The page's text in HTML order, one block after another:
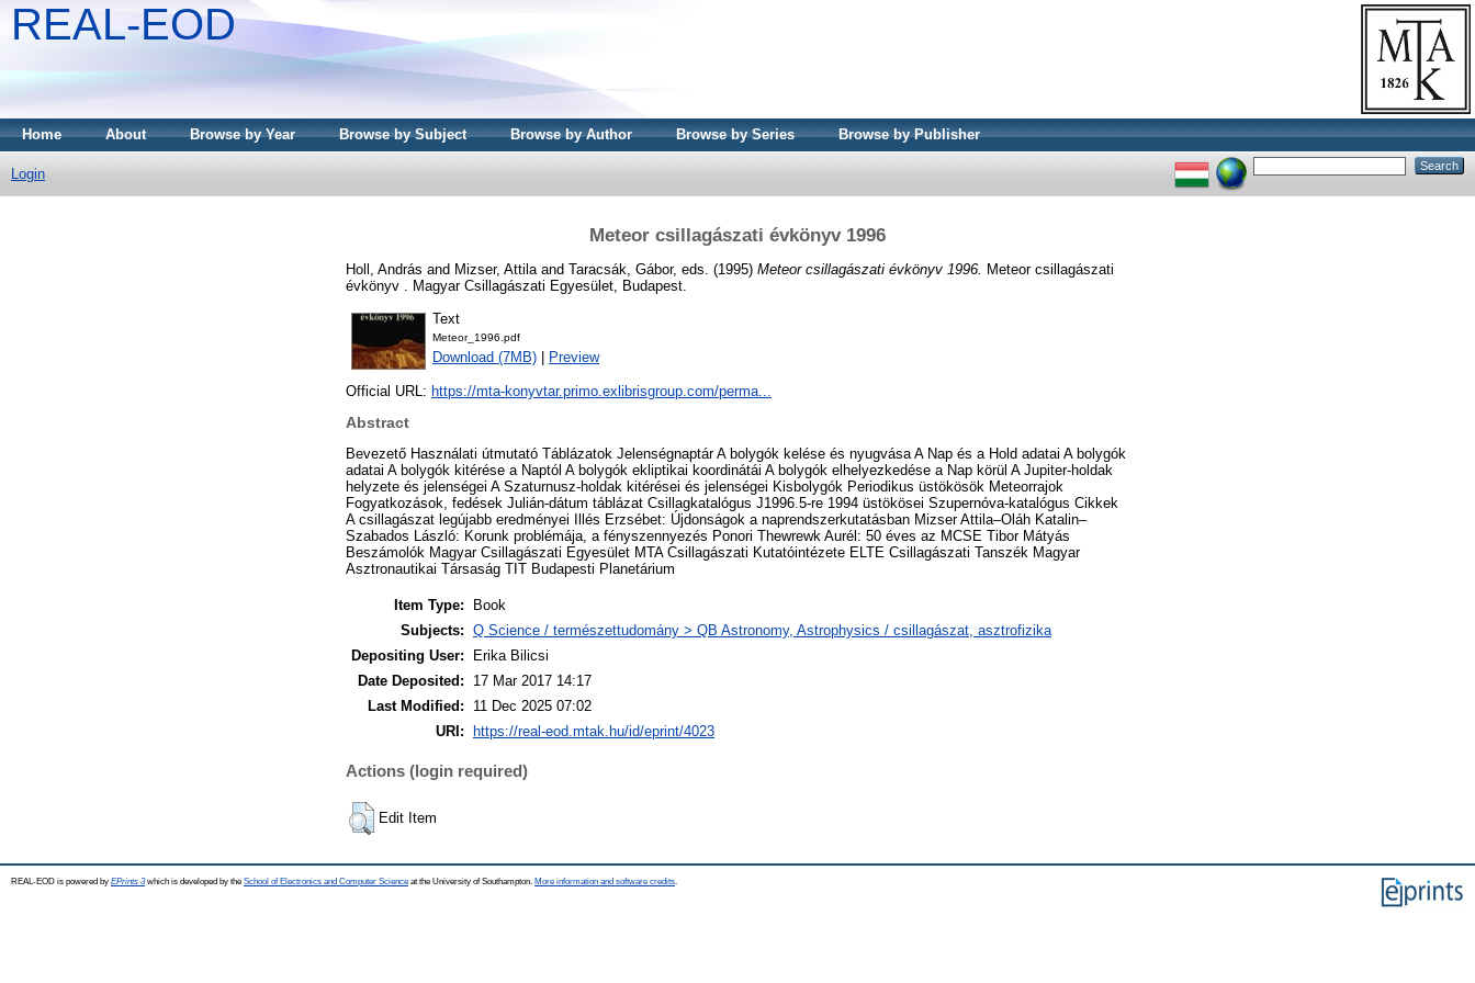
REAL-EOD
Home About Browse by Year Browse by Subject Browse by Author Browse by Series Browse by Publisher
Login
Meteor csillagászati évkönyv 1996
Holl, András and Mizser, Attila and Taracsák, Gábor, eds. (1995) Meteor csillagászati évkönyv 1996. Meteor csillagászati
évkönyv . Magyar Csillagászati Egyesület, Budapest.
Text
Meteor_1996.pdf
Download (7MB) Preview
Official URL: https://mta-konyvtar.primo.exlibrisgroup.com/perma...
Abstract
Bevezető Használati útmutató Táblázatok Jelenségnaptár A bolygók kelése és nyugvása A Nap és a Hold adatai A bolygók
adatai A bolygók kitérése a Naptól A bolygók ekliptikai koordinátái A bolygók elhelyezkedése a Nap körül A Jupiter-holdak
helyzete és jelenségei A Szaturnusz-holdak kitérései és jelenségei Kisbolygók Periodikus üstökösök Meteorrajok
Fogyatkozások, fedések Julián-dátum táblázat Csillagkatalógus J1996.5-re 1994 üstökösei Szupernóva-katalógus Cikkek
A csillagászat legújabb eredményei Illés Erzsébet: Újdonságok a naprendszerkutatásban Mizser Attila–Oláh Katalin–
Szabados László: Korunk problémája, a fényszennyezés Ponori Thewrewk Aurél: 50 éves az MCSE Tibor Mátyás
Beszámolók Magyar Csillagászati Egyesület MTA Csillagászati Kutatóintézete ELTE Csillagászati Tanszék Magyar
Asztronautikai Társaság TIT Budapesti Planetárium
Item Type:
Book
Subjects: Q Science / természettudomány > QB Astronomy, Astrophysics / csillagászat, asztrofizika
Depositing User:
Erika Bilicsi
Date Deposited:
17 Mar 2017 14:17
Last Modified:
11 Dec 2025 07:02
URI:
https://real-eod.mtak.hu/id/eprint/4023
Actions (login required)
Edit Item
REAL-EOD is powered by EPrints 3which is developed by the School of Electronics and Computer Science at the University of Southampton. More information and software credits